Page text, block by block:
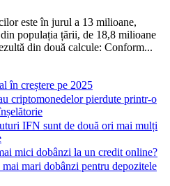
este în jurul a 13 milioane,
populația țării, de 18,8 milioane
din două calcule: Conform...
în creștere pe 2025
criptomonedelor pierdute printr-o
IFN sunt de două ori mai mulți
mici dobânzi la un credit online?
mari dobânzi pentru depozitele